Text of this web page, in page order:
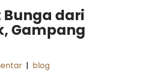
dari
Gampang
| blog